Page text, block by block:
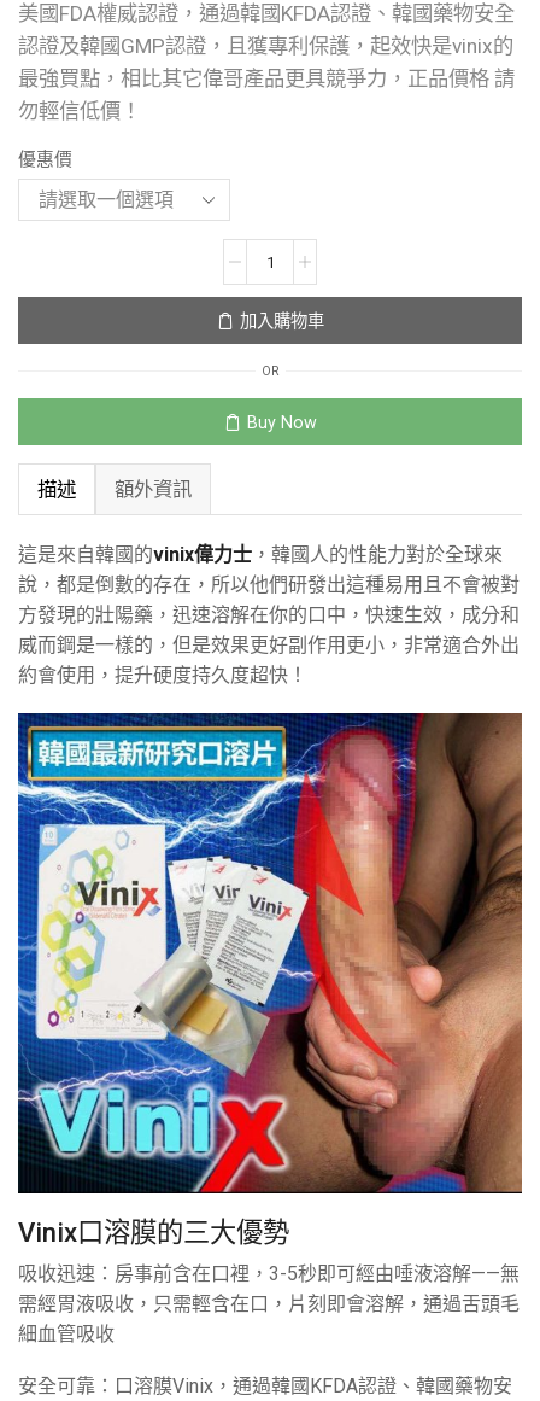
美國FDA權威認證，通過韓國KFDA認證、韓國藥物安全
認證及韓國GMP認證，且獲專利保護，起效快是vinix的
最強買點，相比其它偉哥產品更具競爭力，正品價格 請
勿輕信低價！
優惠價
加入購物車
OR
Buy Now
描述 額外資訊
這是來自韓國的vinix偉力士 ，韓國人的性能力對於全球來
說，都是倒數的存在，所以他們研發出這種易用且不會被對
方發現的壯陽藥，迅速溶解在你的口中，快速生效，成分和
威而鋼是一樣的，但是效果更好副作用更小，非常適合外出
約會使用，提升硬度持久度超快！
Vinix口溶膜的三大優勢
吸收迅速：房事前含在口裡，3-5秒即可經由唾液溶解——無
需經胃液吸收，只需輕含在口，片刻即會溶解，通過舌頭毛
細血管吸收
安全可靠：口溶膜Vinix，通過韓國KFDA認證、韓國藥物安